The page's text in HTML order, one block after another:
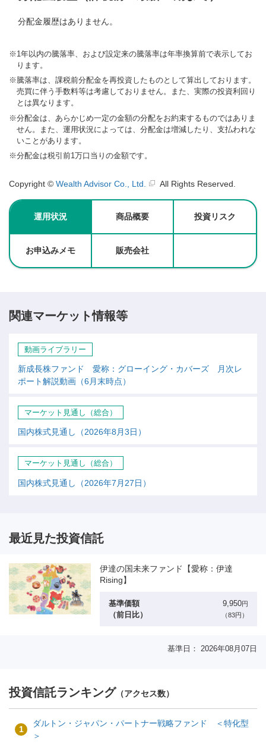
※ 1年以内の騰落率、および設定来の騰落率は年率換算前で表示してお
ります。
※ 騰落率は、課税前分配金を再投資したものとして算出しております。
売買に伴う手数料等は考慮しておりません。また、実際の投資利回り
とは異なります。
※分配金は、あらかじめ一定の金額の分配をお約束するものではありま
せん。また、運用状況によっては、分配金は増減したり、支払われな
いことがあります。
※分配金は税引前1万口当りの金額です。
Copyright © Wealth Advisor Co., Ltd. All Rights Reserved.
運用状況 商品概要 投資リスク
お申込みメモ 販売会社
関連マーケット情報等
動画ライブラリー
新成長株ファンド 愛称：グローイング・カバーズ 月次レ
ポート解説動画（6月末時点）
マーケット見通し（総合）
国内株式見通し（2026年8月3日）
マーケット見通し（総合）
国内株式見通し（2026年7月27日）
最近見た投資信託
伊達の国未来ファンド【愛称：伊達
Rising】
基準価額
（前日比）
9,950円
（83円）
基準日： 2026年08月07日
投資信託ランキング （アクセス数）
1
ダルトン・ジャパン・パートナー戦略ファンド ＜特化型
＞